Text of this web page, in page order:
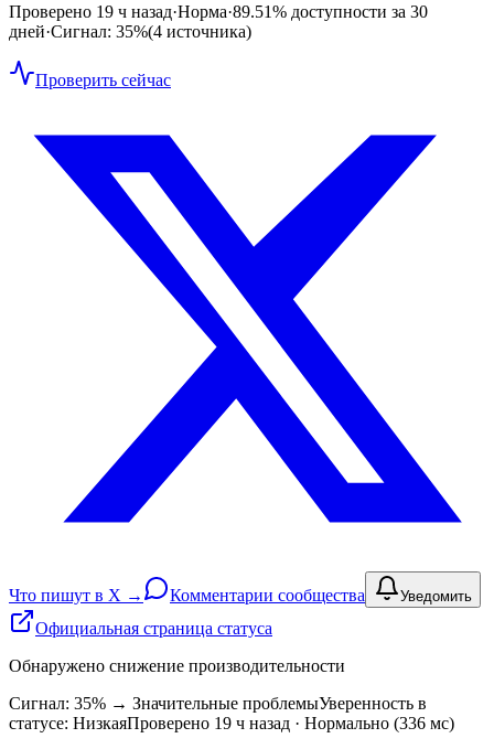
Проверено 19 ч назад·Норма·89.51% доступности за 30
дней·Сигнал: 35%(4 источника)
Проверить сейчас
Что пишут в X → Комментарии сообщества Уведомить
Официальная страница статуса
Обнаружено снижение производительности
Сигнал: 35% → Значительные проблемыУверенность в
статусе: НизкаяПроверено 19 ч назад · Нормально (336 мс)